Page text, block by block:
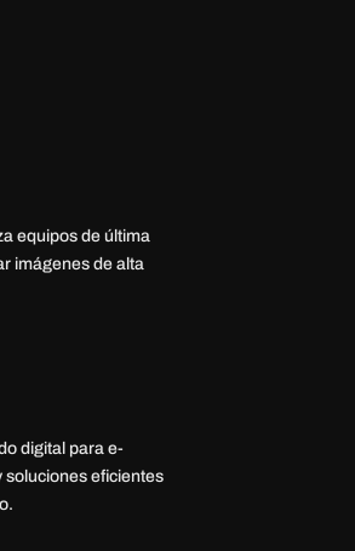
equipos de última
imágenes de alta
digital para e-
eficientes